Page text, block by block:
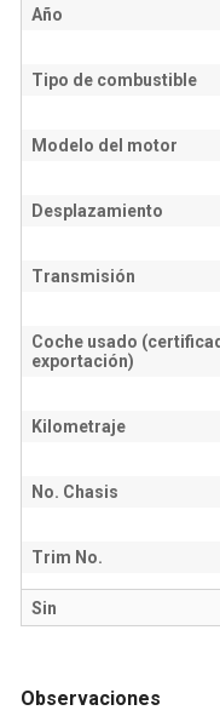
Año
Tipo de combustible
Modelo del motor
Desplazamiento
Transmisión
Coche usado
exportación)
Kilometraje
No. Chasis
Trim No.
Sin
Observaciones